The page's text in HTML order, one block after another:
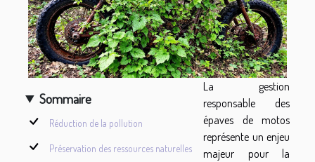
Sommaire
Réduction de la pollution
Préservation des ressources naturelles
La gestion
responsable des
épaves de motos
représente un enjeu
majeur pour la